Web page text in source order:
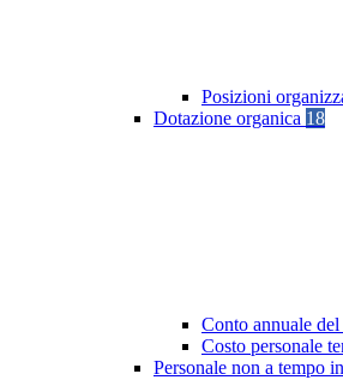
Posizioni
Dotazione organica 18
Conto annuale del
Costo personale
Personale non a tempo